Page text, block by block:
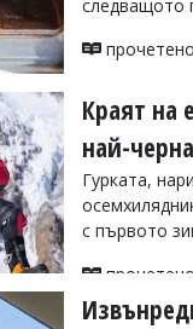
следващото
Краят на
най-
Гурката,
с първото